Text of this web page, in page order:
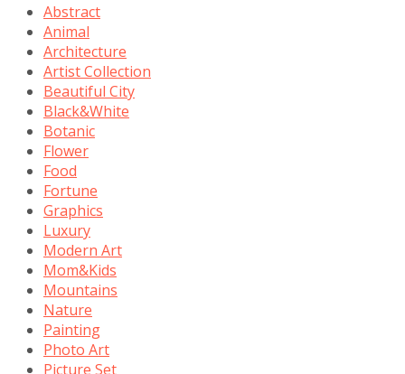
Abstract
Animal
Architecture
Artist Collection
Beautiful City
Black&White
Botanic
Flower
Food
Fortune
Graphics
Luxury
Modern Art
Mom&Kids
Mountains
Nature
Painting
Photo Art
Picture Set